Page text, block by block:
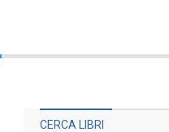
CERCA LIBRI